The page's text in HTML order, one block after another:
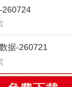
260724
据-260721